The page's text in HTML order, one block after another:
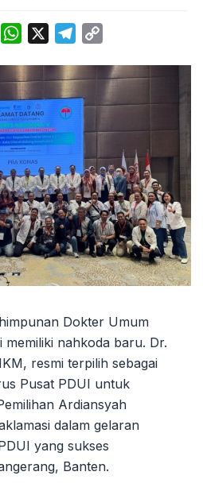
TwitterWhatsApp Telegram
Dokter Umum
memiliki nahkoda baru. Dr.
resmi terpilih sebagai
Pusat PDUI untuk
Ardiansyah
dalam gelaran
yang sukses
Banten.